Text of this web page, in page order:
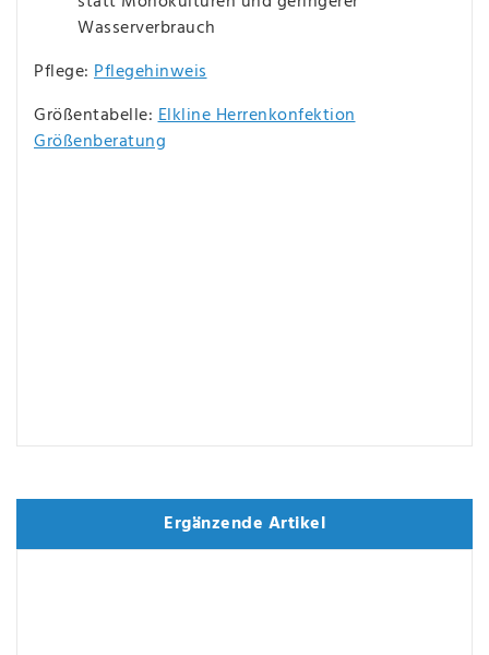
Wasserverbrauch
Pflege: Pflegehinweis
Größentabelle:Elkline Herrenkonfektion
Größenberatung
Ergänzende Artikel